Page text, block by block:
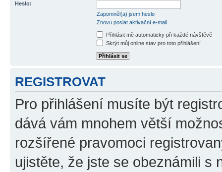
Heslo:
Zapomněl(a) jsem heslo
Znovu poslat aktivační e-mail
Přihlásit mě automaticky při každé návštěvě
Skrýt můj online stav pro toto přihlášení
REGISTROVAT
Pro přihlášení musíte být
dává vám mnohem větší
rozšířené pravomoci
ujistěte, že jste se obeznámili s